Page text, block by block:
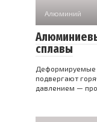
Алюминий
сплавы
Деформируемые
подвергают
давлением —